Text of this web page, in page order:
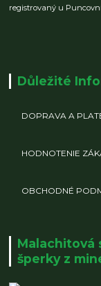
registrovaný u
Důležité
DOPRAVA A
HODNOTENIE
OBCHODNÉ
Malachitová
šperky z